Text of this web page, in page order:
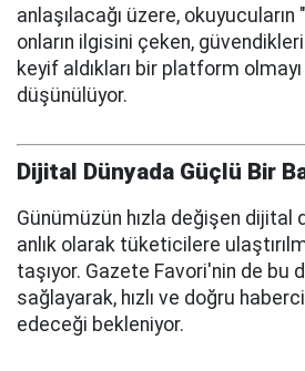
anlaşılacağı üzere,
onların ilgisini çeken,
keyif aldıkları bir platform
düşünülüyor.
Dijital Dünyada Güçlü Bir
Günümüzün hızla değişen dijital
anlık olarak tüketicilere
taşıyor. Gazete Favori'nin de bu
sağlayarak, hızlı ve doğru
edeceği bekleniyor.